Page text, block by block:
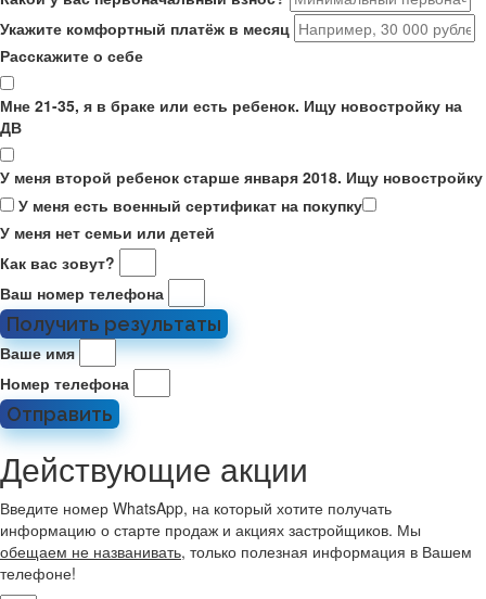
Укажите комфортный платёж в месяц
Расскажите о себе
Мне 21-35, я в браке или есть ребенок. Ищу новостройку на
ДВ
У меня второй ребенок старше января 2018. Ищу новостройку
У меня есть военный сертификат на покупку
У меня нет семьи или детей
Как вас зовут?
Ваш номер телефона
Получить результаты
Ваше имя
Номер телефона
Отправить
Действующие акции
Введите номер WhatsApp, на который хотите получать
информацию о старте продаж и акциях застройщиков. Мы
обещаем не названивать, только полезная информация в Вашем
телефоне!